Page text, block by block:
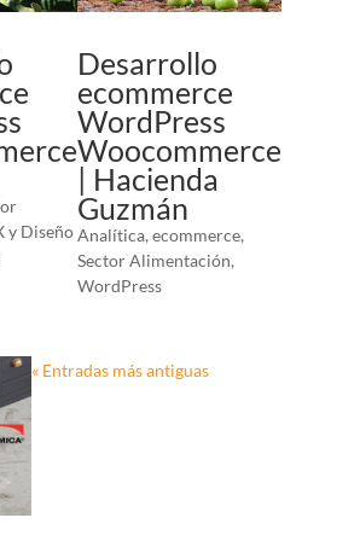
y Diseño
Desarrollo
ecommerce
WordPress
Woocommerce
| Hacienda
Guzmán
Analítica, ecommerce,
Sector Alimentación,
WordPress
« Entradas más antiguas